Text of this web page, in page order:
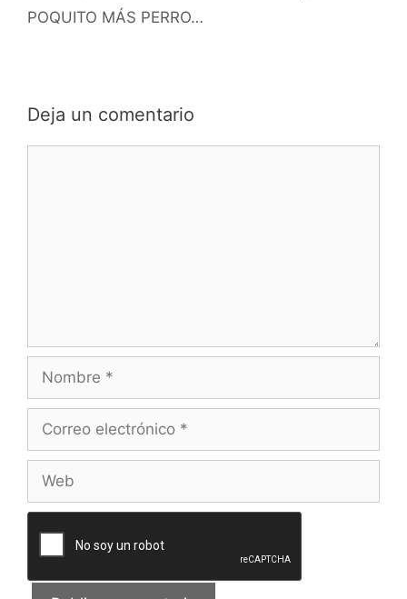
POQUITO MÁS PERRO…
Deja un comentario
electrónico